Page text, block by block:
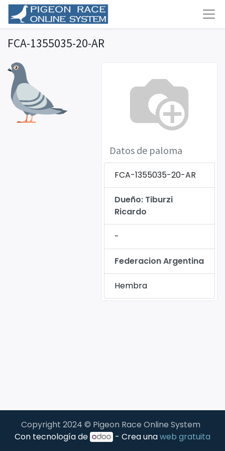
FCA-1355035-20-AR
Datos de paloma
FCA-1355035-20-AR
Dueño: Tiburzi
Ricardo
-
Federacion Argentina
Hembra
Copyright 2024 © Pigeon Race Online System
Con tecnología de
- Crea unaweb gratuita